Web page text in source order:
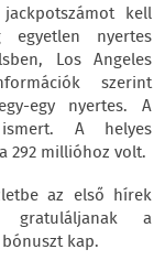
kell
egyetlen nyertes
Los Angeles
szerint
egy nyertes. A
A helyes
292 millióhoz volt.
az első hírek
gratuláljanak a
kap.